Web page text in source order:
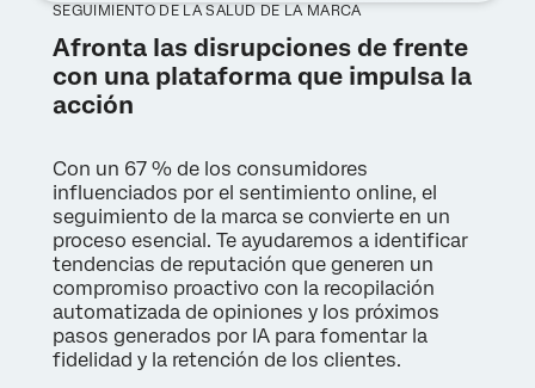
SEGUIMIENTO DE LA SALUD DE LA MARCA
Afronta las disrupciones de frente
con una plataforma que impulsa la
acción
Con un 67 % de los consumidores
influenciados por el sentimiento online, el
seguimiento de la marca se convierte en un
proceso esencial. Te ayudaremos a identificar
tendencias de reputación que generen un
compromiso proactivo con la recopilación
automatizada de opiniones y los próximos
pasos generados por IA para fomentar la
fidelidad y la retención de los clientes.